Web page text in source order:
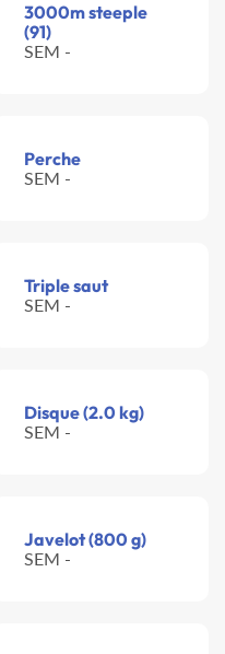
3000m steeple
(91)
SEM -
Perche
SEM -
Triple saut
SEM -
Disque (2.0 kg)
SEM -
Javelot (800 g)
SEM -